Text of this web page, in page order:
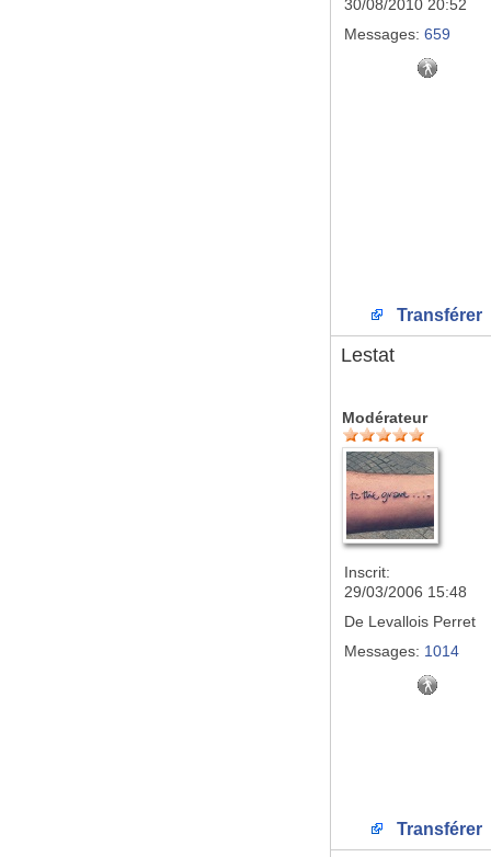
30/08/2010 20:52
Messages: 659
Transférer
Lestat
Modérateur
Inscrit:
29/03/2006 15:48
De Levallois Perret
Messages: 1014
Transférer